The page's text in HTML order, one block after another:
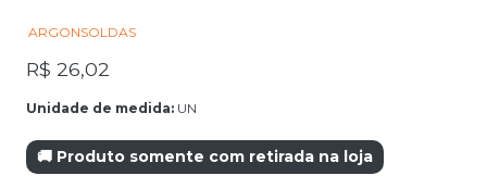
ARGONSOLDAS
R$ 26,02
Unidade de medida: UN
🚚 Produto somente com retirada na loja